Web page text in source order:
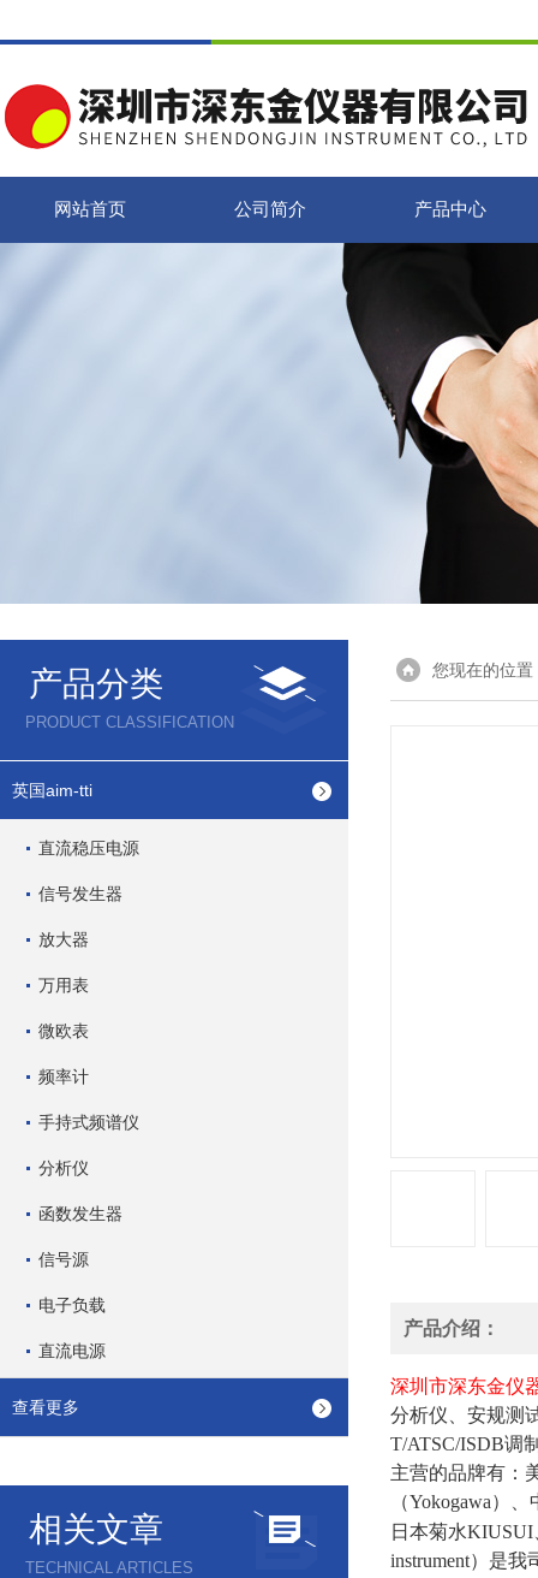
网站首页 公司简介 产品中心
产品分类
PRODUCT CLASSIFICATION
英国aim-tti
直流稳压电源
信号发生器
放大器
万用表
微欧表
频率计
手持式频谱仪
分析仪
函数发生器
信号源
电子负载
直流电源
查看更多
相关文章
TECHNICAL ARTICLES
您现在的位置
产品介绍：
深圳市深东金仪
分析仪、安规测
T/ATSC/ISDB调
主营的品牌有：
（Yokogawa）、
日本菊水KIUSUI
instrument）是我